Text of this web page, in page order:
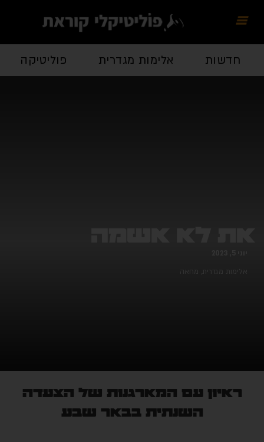
חדשות אלימות מגדרית פוליטיקה
,
ראיון עם המארגנות של הצעדה
השנתית בבאר שבע